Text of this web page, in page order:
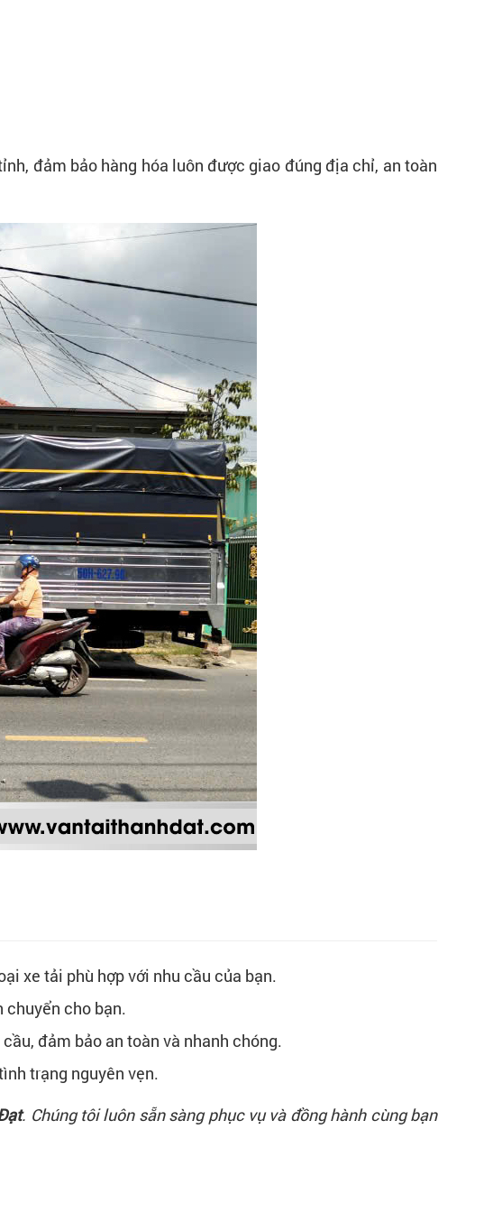
đảm bảo hàng hóa luôn được giao đúng địa chỉ, an toàn
xe tải phù hợp với nhu cầu của bạn.
chuyển cho bạn.
đảm bảo an toàn và nhanh chóng.
trạng nguyên vẹn.
. Chúng tôi luôn sẵn sàng phục vụ và đồng hành cùng bạn